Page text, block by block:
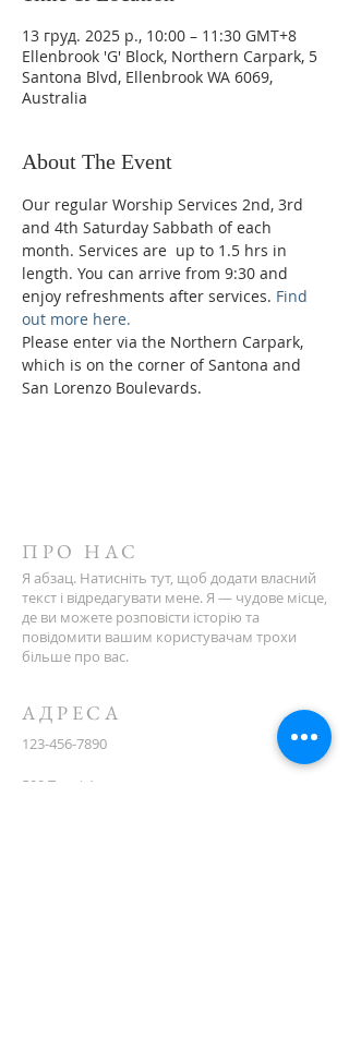
13 груд. 2025 р., 10:00 – 11:30 GMT+8
Ellenbrook 'G' Block, Northern Carpark, 5
Santona Blvd, Ellenbrook WA 6069,
Australia
About The Event
Our regular Worship Services 2nd, 3rd
and 4th Saturday Sabbath of each
month. Services are  up to 1.5 hrs in
length. You can arrive from 9:30 and
enjoy refreshments after services. Find
out more here.
Please enter via the Northern Carpark,
which is on the corner of Santona and
San Lorenzo Boulevards.
ПРО НАС
Я абзац. Натисніть тут, щоб додати власний
текст і відредагувати мене. Я — чудове місце,
де ви можете розповісти історію та
повідомити вашим користувачам трохи
більше про вас.
АДРЕСА
123-456-7890
500 Террі Франсуа вул